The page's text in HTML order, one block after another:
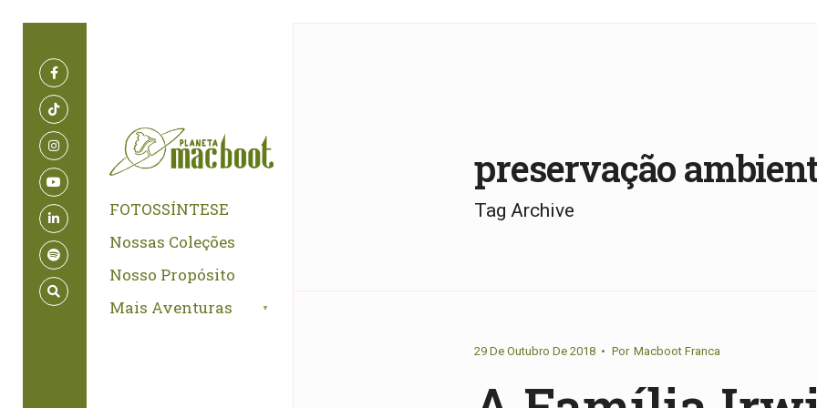
FOTOSSÍNTESE
Nossas Coleções
Nosso Propósito
Mais Aventuras
preservação
Tag Archive
29 De Outubro De 2018 • Por Macboot Franca